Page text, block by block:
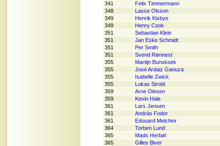
341
Felix Timmermann
348
Lasse Olsson
349
Henrik Kisbye
349
Henry Cook
351
Sebastian Klein
351
Jan Eske Schmidt
351
Per Smith
351
Svend Rønnest
355
Martijn Bunskoek
355
José Ardaiz Ganuza
355
Isabelle Zwick
355
Lukas Strobl
359
Arne Olesen
359
Kevin Hale
361
Lars Jensen
361
András Fodor
361
Edouard Melchior
364
Torben Lund
365
Mads Herbøl
365
Gilles Biver